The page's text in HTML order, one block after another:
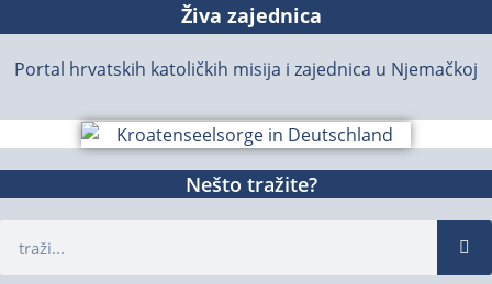
Živa zajednica
Portal hrvatskih katoličkih misija i zajednica u Njemačkoj
Nešto tražite?